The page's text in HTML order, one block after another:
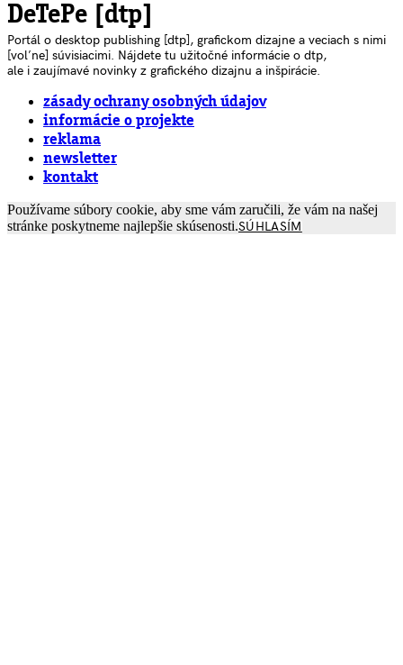
DeTePe [dtp]
Portál o desktop publishing [dtp], grafickom dizajne a veciach s nimi
[voľne] súvisiacimi. Nájdete tu užitočné informácie o dtp,
ale i zaujímavé novinky z grafického dizajnu a inšpirácie.
zásady ochrany osobných údajov
informácie o projekte
reklama
newsletter
kontakt
Používame súbory cookie, aby sme vám zaručili, že vám na našej
stránke poskytneme najlepšie skúsenosti.SÚHLASÍM